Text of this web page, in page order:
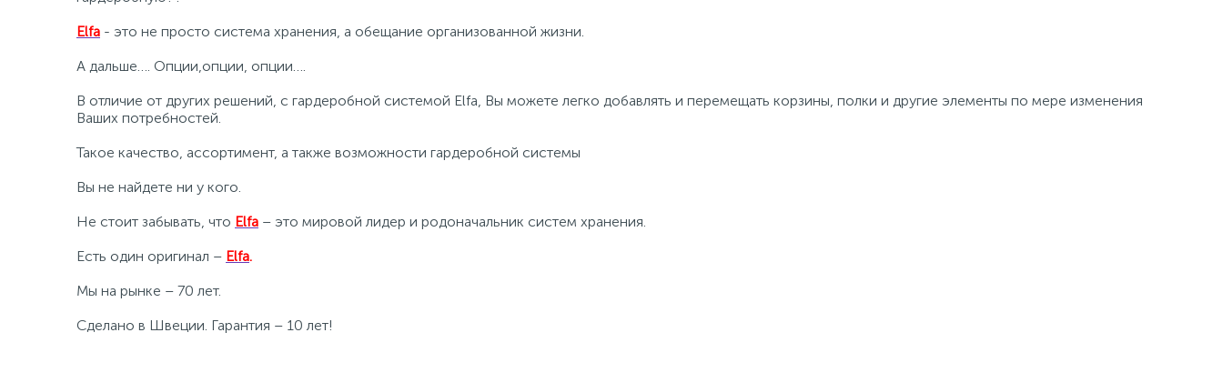
Elfa - это не просто система хранения, а обещание организованной жизни.
А дальше…. Опции,опции, опции….
В отличие от других решений, с гардеробной системой Elfa, Вы можете легко добавлять и перемещать корзины, полки и другие элементы по мере изменения
Ваших потребностей.
Такое качество, ассортимент, а также возможности гардеробной системы
Вы не найдете ни у кого.
Не стоит забывать, что Elfa – это мировой лидер и родоначальник систем хранения.
Есть один оригинал – Elfa.
Мы на рынке – 70 лет.
Сделано в Швеции. Гарантия – 10 лет!